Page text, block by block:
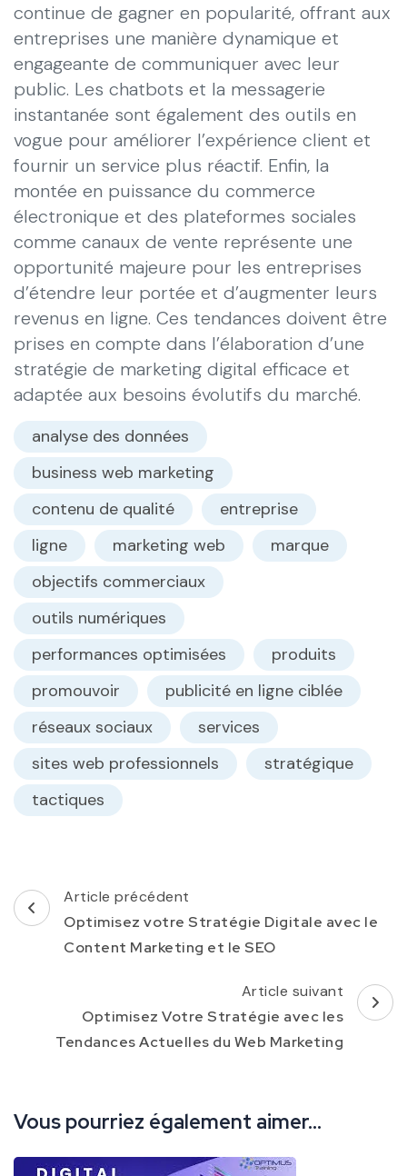
continue de gagner en popularité, offrant aux
entreprises une manière dynamique et
engageante de communiquer avec leur
public. Les chatbots et la messagerie
instantanée sont également des outils en
vogue pour améliorer l’expérience client et
fournir un service plus réactif. Enfin, la
montée en puissance du commerce
électronique et des plateformes sociales
comme canaux de vente représente une
opportunité majeure pour les entreprises
d’étendre leur portée et d’augmenter leurs
revenus en ligne. Ces tendances doivent être
prises en compte dans l’élaboration d’une
stratégie de marketing digital efficace et
adaptée aux besoins évolutifs du marché.
analyse des données
business web marketing
contenu de qualité
entreprise
ligne
marketing web
marque
objectifs commerciaux
outils numériques
performances optimisées
produits
promouvoir
publicité en ligne ciblée
réseaux sociaux
services
sites web professionnels
stratégique
tactiques
Navigation
d'article
Article précédent
Optimisez votre Stratégie Digitale avec le
Content Marketing et le SEO
Article suivant
Optimisez Votre Stratégie avec les
Tendances Actuelles du Web Marketing
Vous pourriez également aimer...